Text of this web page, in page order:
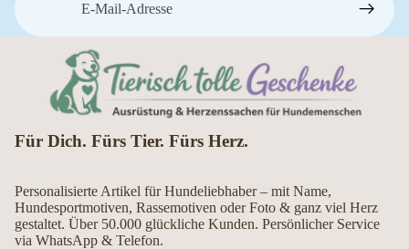
Für Dich. Fürs Tier. Fürs Herz.
Personalisierte Artikel für Hundeliebhaber – mit Name,
Hundesportmotiven, Rassemotiven oder Foto & ganz viel Herz
gestaltet. Über 50.000 glückliche Kunden. Persönlicher Service
via WhatsApp & Telefon.